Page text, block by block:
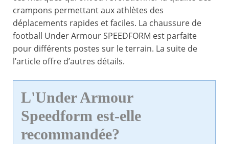
crampons permettant aux athlètes des
déplacements rapides et faciles. La chaussure de
football Under Armour SPEEDFORM est parfaite
pour différents postes sur le terrain. La suite de
l’article offre d’autres détails.
L'Under Armour
Speedform est-elle
recommandée?